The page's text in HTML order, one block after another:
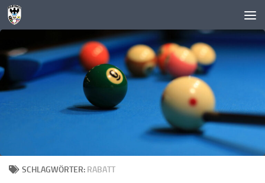
Zum Inhalt springen
SCHLAGWÖRTER: RABATT